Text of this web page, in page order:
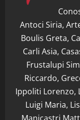
Antoci Siria,
Boulis Greta,
Carli Asia,
Frustalupi
Riccardo,
Ippoliti Lorenzo,
Luigi Maria,